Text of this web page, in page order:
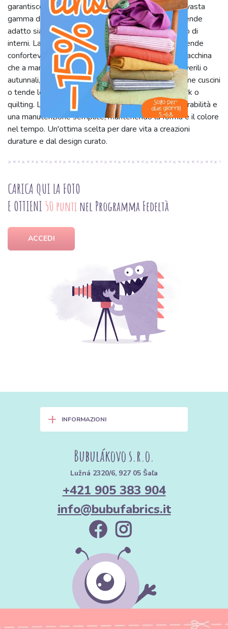
garantisce resistenza e morbidezza, ideale per una vasta
gamma di progetti. La sua larghezza di 140 cm lo rende
adatto sia per l'abbigliamento che per l'arredamento di
interni. La texture equilibrata di questo tessuto lo rende
confortevole sulla pelle e facile da lavorare, sia a macchina
che a mano. Perfetto per la creazione di abiti primaverili o
autunnali, borse, accessori decorativi per la casa come cuscini
o tende leggere, e persino per progetti di patchwork o
quilting. La sua struttura permette una buona traspirabilità e
una manutenzione semplice, mantenendo la forma e il colore
nel tempo. Un'ottima scelta per dare vita a creazioni
durature e dal design curato.
CARICA QUI LA FOTO
E OTTIENI 50 punti nel Programma Fedeltà
ACCEDI
+ INFORMAZIONI
Bubulákovo s.r.o.
Lužná 2320/6, 927 05 Šaľa
+421 905 383 904
info@bubufabrics.it